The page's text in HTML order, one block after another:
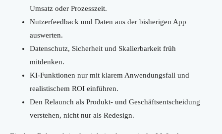
Umsatz oder Prozesszeit.
Nutzerfeedback und Daten aus der bisherigen App
auswerten.
Datenschutz, Sicherheit und Skalierbarkeit früh
mitdenken.
KI-Funktionen nur mit klarem Anwendungsfall und
realistischem ROI einführen.
Den Relaunch als Produkt- und Geschäftsentscheidung
verstehen, nicht nur als Redesign.